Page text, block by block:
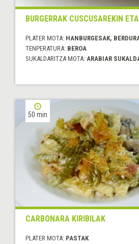
BURGERRAK CUSCUSAREKIN
PLATER MOTA: HANBURGESAK,
TENPERATURA: BEROA
SUKALDARITZA MOTA: ARABIAR
50 min
CARBONARA KIRIBILAK
PLATER MOTA: PASTAK